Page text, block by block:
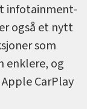
infotainment-
også et nytt
som
enklere, og
CarPlay